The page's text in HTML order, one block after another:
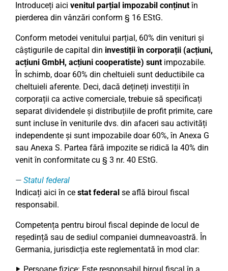
Introduceți aici venitul parțial impozabil conținutîn
pierderea din vânzări conform § 16 EStG.
Conform metodei venitului parțial, 60% din venituri și
câștigurile de capital din investiții în corporații (acțiuni,
acțiuni GmbH, acțiuni cooperatiste) suntimpozabile.
În schimb, doar 60% din cheltuieli sunt deductibile ca
cheltuieli aferente. Deci, dacă dețineți investiții în
corporații ca active comerciale, trebuie să specificați
separat dividendele și distribuțiile de profit primite, care
sunt incluse în veniturile dvs. din afaceri sau activități
independente și sunt impozabile doar 60%, în Anexa G
sau Anexa S. Partea fără impozite se ridică la 40% din
venit în conformitate cu § 3 nr. 40 EStG.
Statul federal
Indicați aici în ce stat federal se află biroul fiscal
responsabil.
Competența pentru biroul fiscal depinde de locul de
reședință sau de sediul companiei dumneavoastră. În
Germania, jurisdicția este reglementată în mod clar: